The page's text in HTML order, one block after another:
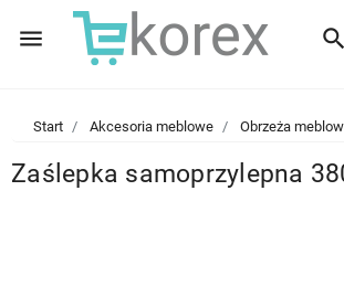
menu search
Start Akcesoria meblowe Obrzeża
Zaślepka samoprzylepna